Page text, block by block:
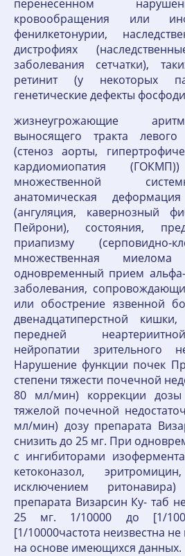
перенесенном
кровообращения или
фенилкетонурии,
дистрофиях
заболевания сетчатки),
ретинит (у некоторых
генетические дефекты
жизнеугрожающие
выносящего тракта
(стеноз аорты,
кардиомиопатия
множественной
анатомическая
(ангуляция, кавернозный
Пейрони), состояния,
приапизму (серповидно-
множественная
одновременный прием
заболевания,
или обострение язвенной
двенадцатиперстной
передней
нейропатии зрительного
Нарушение функции почек
степени тяжести почечной
80 мл/мин) коррекции дозы
тяжелой почечной
мл/мин) дозу препарата
снизить до 25 мг. При
с ингибиторами
кетоконазол,
исключением
препарата Визарсин Ку- таб
25 мг. 1/10000 до [1/
[1/10000частота неизвестна
на основе имеющихся данных.